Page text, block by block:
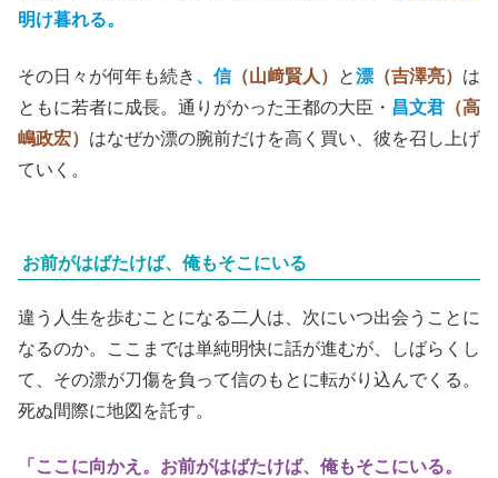
明け暮れる。
その日々が何年も続き 、信（山﨑賢人） と漂 （吉澤亮） は
ともに若者に成長。通りがかった王都の大臣・ 昌文君 （高
嶋政宏） はなぜか漂の腕前だけを高く買い、彼を召し上げ
ていく。
お前がはばたけば、俺もそこにいる
違う人生を歩むことになる二人は、次にいつ出会うことに
なるのか。ここまでは単純明快に話が進むが、しばらくし
て、その漂が刀傷を負って信のもとに転がり込んでくる。
死ぬ間際に地図を託す。
「ここに向かえ。お前がはばたけば、俺もそこにいる。